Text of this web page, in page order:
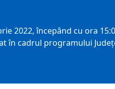
2022, începând cu ora
cadrul programului